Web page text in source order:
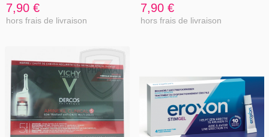
7,90 €
hors frais de livraison
7,90 €
hors frais de livraison